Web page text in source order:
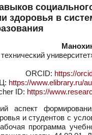
здоровья в
ORCID: https://
https://www.elibrary.ru/
ID: https://
аспект
и студентов с
программа